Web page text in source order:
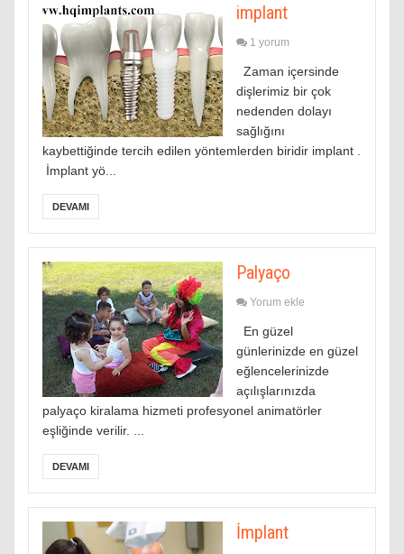
implant
1 yorum
Zaman içersinde
dişlerimiz bir çok
nedenden dolayı
sağlığını
kaybettiğinde tercih edilen yöntemlerden biridir implant .
İmplant yö...
DEVAMI
Palyaço
Yorum ekle
En güzel
günlerinizde en güzel
eğlencelerinizde
açılışlarınızda
palyaço kiralama hizmeti profesyonel animatörler
eşliğinde verilir. ...
DEVAMI
İmplant